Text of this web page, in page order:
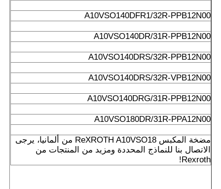
A10VSO140DFR1/32R-PPB12N00
A10VSO140DR/31R-PPB12N00
A10VSO140DRS/32R-PPB12N00
A10VSO140DRS/32R-VPB12N00
A10VSO140DRG/31R-PPB12N00
A10VSO180DR/31R-PPA12N00
مضخة المكبس ReXROTH A10VSO18 من ألمانيا، يرجى
الاتصال بنا للنماذج المحددة ومزيد من المنتجات من
Rexroth!